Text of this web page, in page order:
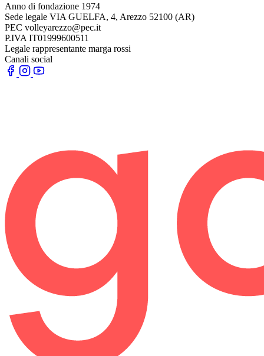
Anno di fondazione 1974
Sede legale VIA GUELFA, 4, Arezzo 52100 (AR)
PEC volleyarezzo@pec.it
P.IVA IT01999600511
Legale rappresentante marga rossi
Canali social